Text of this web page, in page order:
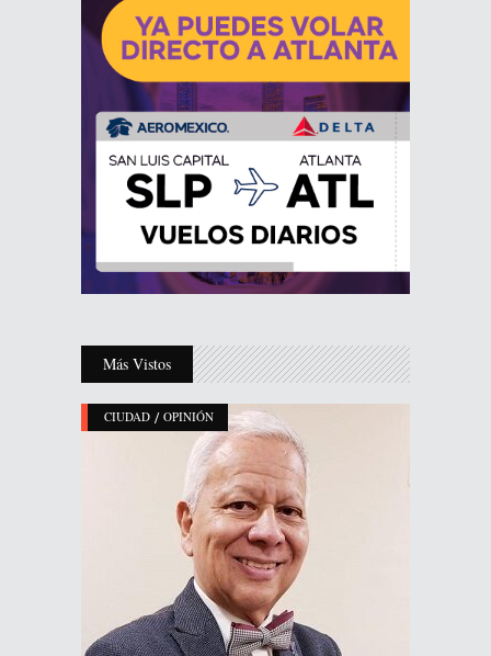
Más Vistos
CIUDAD / OPINIÓN